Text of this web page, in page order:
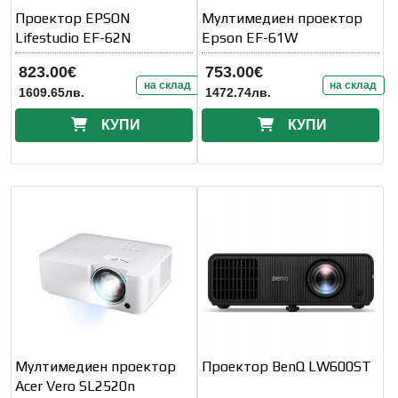
Проектор EPSON
Lifestudio EF-62N
823.00€
1609.65лв. на склад
КУПИ
Мултимедиен проектор
Epson EF-61W
753.00€
1472.74лв. на склад
КУПИ
Мултимедиен проектор
Acer Vero SL2520n
Проектор BenQ LW600ST